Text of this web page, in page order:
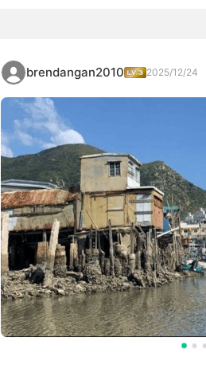
brendangan2010 2025/12/24